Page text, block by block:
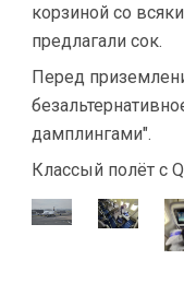
корзиной со
предлагали сок.
Перед
дамплингами".
Классый полёт с